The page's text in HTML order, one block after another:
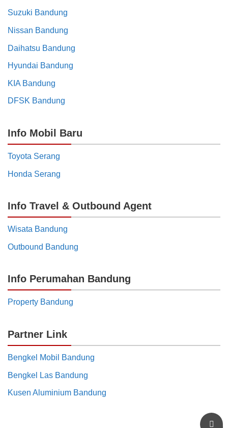
Suzuki Bandung
Nissan Bandung
Daihatsu Bandung
Hyundai Bandung
KIA Bandung
DFSK Bandung
Info Mobil Baru
Toyota Serang
Honda Serang
Info Travel & Outbound Agent
Wisata Bandung
Outbound Bandung
Info Perumahan Bandung
Property Bandung
Partner Link
Bengkel Mobil Bandung
Bengkel Las Bandung
Kusen Aluminium Bandung